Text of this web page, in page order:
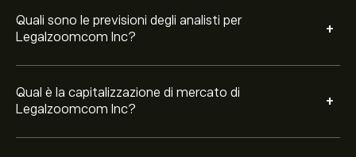
Quali sono le previsioni degli analisti per
Legalzoomcom Inc?
+
Qual è la capitalizzazione di mercato di
Legalzoomcom Inc?
+